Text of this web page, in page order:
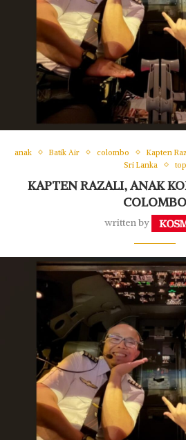
anak Batik Air colombo Kapten
Sri Lanka
top
KAPTEN RAZALI, ANAK
COLOMBO
written by